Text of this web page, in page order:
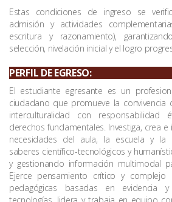
Estas condiciones de ingreso se
admisión y actividades
escritura y razonamiento),
selección, nivelación inicial y el logro
PERFIL DE EGRESO:
El estudiante egresante es un
ciudadano que promueve la convivencia
interculturalidad con
derechos fundamentales. Investiga, crea
necesidades del aula, la escuela y la
saberes científico-tecnológicos y
y gestionando información multimodal
Ejerce pensamiento crítico y complejo
pedagógicas basadas en evidencia
tecnologías, lidera y trabaja en equipo